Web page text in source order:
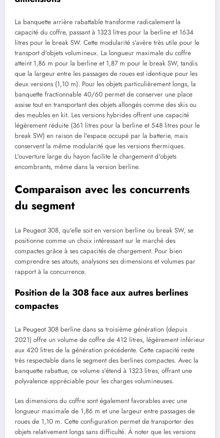
La banquette arrière rabattable transforme radicalement la
capacité du coffre, passant à 1323 litres pour la berline et 1634
litres pour le break SW. Cette modularité s'avère très utile pour le
transport d'objets volumineux. La longueur maximale du coffre
atteint 1,86 m pour la berline et 1,87 m pour le break SW, tandis
que la largeur entre les passages de roues est identique pour les
deux versions (1,10 m). Pour les objets particulièrement longs, la
banquette fractionnable 40/60 permet de conserver une place
assise tout en transportant des objets allongés comme des skis ou
des meubles en kit. Les versions hybrides offrent une capacité
légèrement réduite (361 litres pour la berline et 548 litres pour le
break SW) en raison de l'espace occupé par la batterie, mais
conservent la même modularité que les versions thermiques.
L'ouverture large du hayon facilite le chargement d'objets
encombrants, même dans la version berline.
Comparaison avec les concurrents
du segment
La Peugeot 308, qu'elle soit en version berline ou break SW, se
positionne comme un choix intéressant sur le marché des
compactes grâce à ses capacités de chargement. Pour bien
comprendre ses atouts, analysons ses dimensions et volumes par
rapport à la concurrence.
Position de la 308 face aux autres berlines
compactes
La Peugeot 308 berline dans sa troisième génération (depuis
2021) offre un volume de coffre de 412 litres, légèrement inférieur
aux 420 litres de la génération précédente. Cette capacité reste
très respectable dans le segment des berlines compactes. Avec la
banquette rabattue, ce volume s'étend à 1323 litres, offrant une
polyvalence appréciable pour les charges volumineuses.
Les dimensions du coffre sont également favorables avec une
longueur maximale de 1,86 m et une largeur entre passages de
roues de 1,10 m. Cette configuration permet de transporter des
objets relativement longs sans difficulté. À noter que les versions